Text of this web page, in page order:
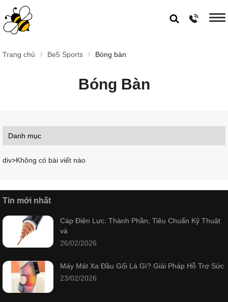
Trang chủ Be5 Sports Bóng bàn
Bóng Bàn
div>Không có bài viết nào
Tin mới nhất
Cáp Điện Lực: Thành Phần, Tiêu Chuẩn Kỹ Thuật
và
26/02/2026
Máy Mát Xa Đầu Gối Là Gì? Giải Pháp Hỗ Trợ Sức
23/02/2026